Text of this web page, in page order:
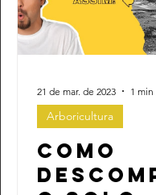
Como
Arboricultura
21 de mar. de 2023 1